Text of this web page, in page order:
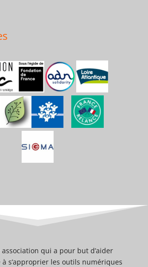
association qui a pour but d’aider
s’approprier les outils numériques